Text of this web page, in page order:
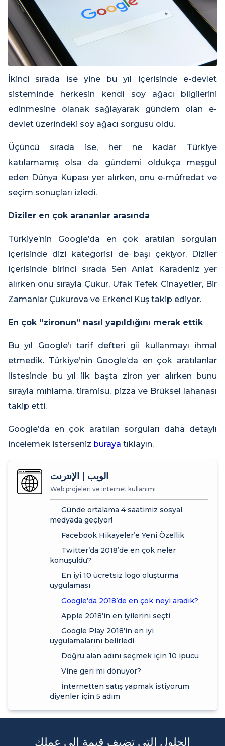
İkinci sırada ise yine bu yıl içerisinde e-devlet
sisteminde herkesin kendi soy ağacı bilgilerini
edinmesine olanak sağlayarak gündem olan e-
devlet üzerindeki soy ağacı sorgusu oldu.
Üçüncü sırada ise, her ne kadar Türkiye
katılamamış olsa da gündemi oldukça meşgul
eden Dünya Kupası yer alırken, onu e-müfredat ve
seçim sonuçları izledi.
Diziler en çok arananlar arasında
Türkiye’nin Google’da en çok aratılan sorguları
içerisinde dizi kategorisi de başı çekiyor. Diziler
içerisinde birinci sırada Sen Anlat Karadeniz yer
alırken onu sırayla Çukur, Ufak Tefek Cinayetler, Bir
Zamanlar Çukurova ve Erkenci Kuş takip ediyor.
En çok “zironun” nasıl yapıldığını merak ettik
Bu yıl Google’ı tarif defteri gii kullanmayı ihmal
etmedik. Türkiye’nin Google’da en çok aratılanlar
listesinde bu yıl ilk başta ziron yer alırken bunu
sırayla mıhlama, tiramisu, pizza ve Brüksel lahanası
takip etti.
Google’da en çok aratılan sorguları daha detaylı
incelemek isterseniz buraya tıklayın.
الويب | الإنترنت
Web projeleri ve internet kullanımı
Günde ortalama 4 saatimiz sosyal
medyada geçiyor!
Facebook Hikayeler’e Yeni Özellik
Twitter’da 2018’de en çok neler
konuşuldu?
En iyi 10 ücretsiz logo oluşturma
uygulaması
Google’da 2018’de en çok neyi aradık?
Apple 2018’in en iyilerini seçti
Google Play 2018’in en iyi
uygulamalarını belirledi
Doğru alan adını seçmek için 10 ipucu
Vine geri mi dönüyor?
İnternetten satış yapmak istiyorum
diyenler için 5 adım
الحلول التي تضيف قيمة إلى عملك